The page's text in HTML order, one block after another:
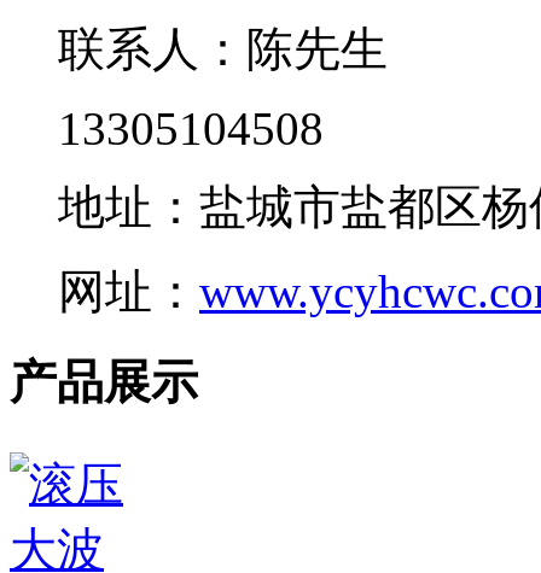
联系人：陈先生
13305104508
地址：盐城市盐都区
网址：
产品展示